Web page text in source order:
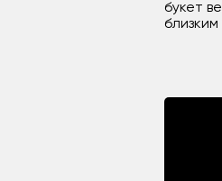
букет